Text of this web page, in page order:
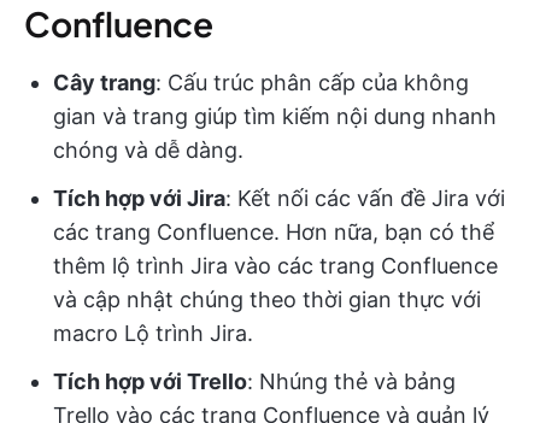
Confluence
Cây trang: Cấu trúc phân cấp của không
gian và trang giúp tìm kiếm nội dung nhanh
chóng và dễ dàng.
Tích hợp với Jira: Kết nối các vấn đề Jira với
các trang Confluence. Hơn nữa, bạn có thể
thêm lộ trình Jira vào các trang Confluence
và cập nhật chúng theo thời gian thực với
macro Lộ trình Jira.
Tích hợp với Trello: Nhúng thẻ và bảng
Trello vào các trang Confluence và quản lý